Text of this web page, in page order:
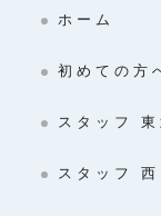
ホーム
初めての方
スタッフ 東
スタッフ 西